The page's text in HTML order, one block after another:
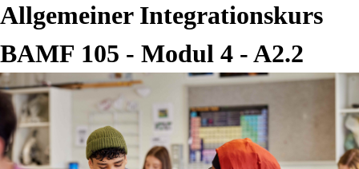
Allgemeiner Integrationskurs
BAMF 105 - Modul 4 - A2.2